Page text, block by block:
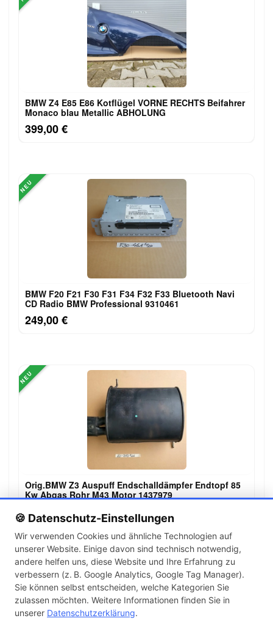
🍪 Datenschutz-Einstellungen
Wir verwenden Cookies und ähnliche Technologien auf
unserer Website. Einige davon sind technisch notwendig,
andere helfen uns, diese Website und Ihre Erfahrung zu
verbessern (z. B. Google Analytics, Google Tag Manager).
Sie können selbst entscheiden, welche Kategorien Sie
zulassen möchten. Weitere Informationen finden Sie in
unserer Datenschutzerklärung.
BMW Z4 E85 E86 Kotflügel VORNE RECHTS Beifahrer
Monaco blau Metallic ABHOLUNG
399,00 €
NEU
BMW F20 F21 F30 F31 F34 F32 F33 Bluetooth Navi
CD Radio BMW Professional 9310461
249,00 €
NEU
Orig.BMW Z3 Auspuff Endschalldämpfer Endtopf 85
Kw Abgas Rohr M43 Motor 1437979
139,00 €
← 1 2 3 … 143 →
Artikel pro Seite